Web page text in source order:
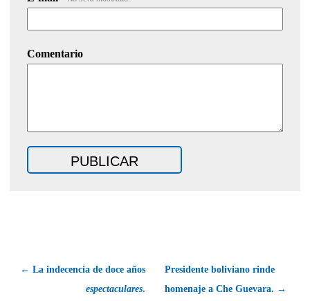
Comentario
← La indecencia de doce años
espectaculares.
Presidente boliviano rinde
homenaje a Che Guevara. →